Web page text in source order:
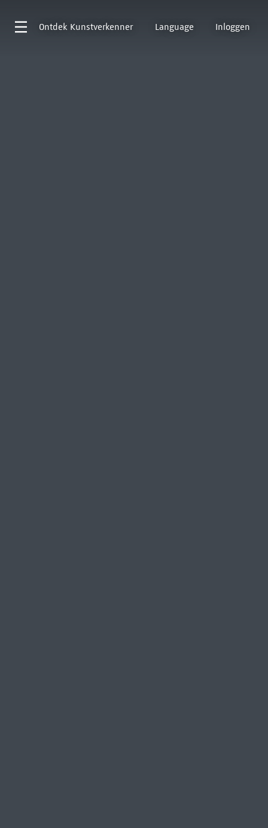
Ontdek Kunstverkenner Language Inloggen